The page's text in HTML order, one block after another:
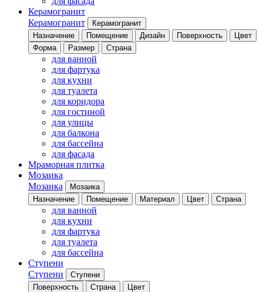
Керамогранит
Керамогранит
Керамогранит
Назначение
Помещение Дизайн Поверхность
Цвет
Форма
Размер Страна
для ванной
для фартука
для кухни
для туалета
для коридора
для гостиной
для улицы
для балкона
для бассейна
для фасада
Мраморная плитка
Мозаика
Мозаика
Мозаика
Назначение
Помещение Материал Цвет Страна
для ванной
для кухни
для фартука
для туалета
для бассейна
Ступени
Ступени
Ступени
Поверхность
Страна Цвет